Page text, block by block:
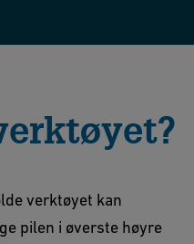
verktøyet kan
pilen i øverste høyre